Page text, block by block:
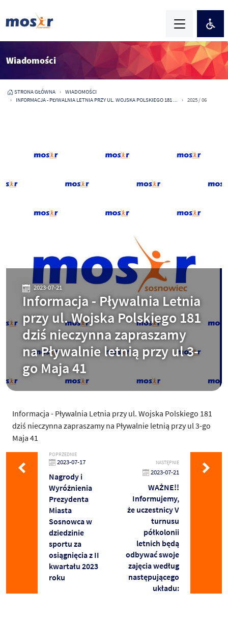
Wiadomości
STRONA GŁÓWNA
WIADOMOŚCI
INFORMACJA - PŁYWALNIA LETNIA PRZY UL. WOJSKA POLSKIEGO 181 ...
2025 / 06
2023-07-21
Informacja - Pływalnia Letnia
przy ul. Wojska Polskiego 181
dziś nieczynna zapraszamy
na Pływalnie letnią przy ul 3-
go Maja 41
Informacja - Pływalnia Letnia przy ul. Wojska Polskiego 181
dziś nieczynna zapraszamy na Pływalnie letnią przy ul 3-go
Maja 41
POPRZEDNIE
2023-07-17
Nagrody i
Wyróżnienia
Prezydenta
Miasta
Sosnowca w
dziedzinie
sportu za
osiągnięcia z II
kwartału 2023
roku
NASTĘPNIE
2023-07-21
WAŻNE!!
Informujemy,
że uczestnicy V
turnusu
półkolonii
letnich będą
odbywać swoje
zajęcia według
następującego
układu: